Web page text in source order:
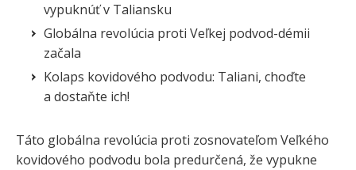
vypuknúť v Taliansku
Globálna revolúcia proti Veľkej podvod-démii
začala
Kolaps kovidového podvodu: Taliani, choďte
a dostaňte ich!
Táto globálna revolúcia proti zosnovateľom Veľkého
kovidového podvodu bola predurčená, že vypukne